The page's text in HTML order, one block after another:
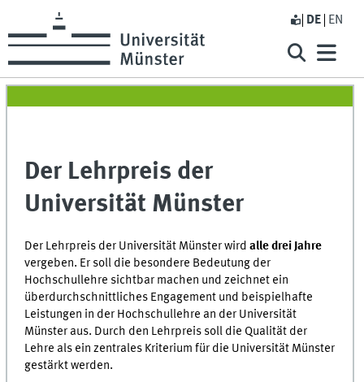
DE EN
Der Lehrpreis der
Universität Münster
Der Lehrpreis der Universität Münster wirdalle drei Jahre
vergeben. Er soll die besondere Bedeutung der
Hochschullehre sichtbar machen und zeichnet ein
überdurchschnittliches Engagement und beispielhafte
Leistungen in der Hochschullehre an der Universität
Münster aus. Durch den Lehrpreis soll die Qualität der
Lehre als ein zentrales Kriterium für die Universität Münster
gestärkt werden.